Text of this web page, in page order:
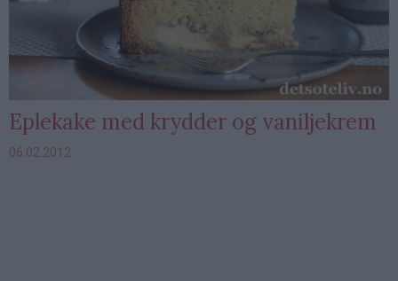
Eplekake med krydder og vaniljekrem
06.02.2012